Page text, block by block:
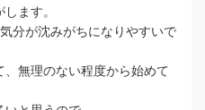
ます。
分が沈みがちになりやすいで
無理のない程度から始めて